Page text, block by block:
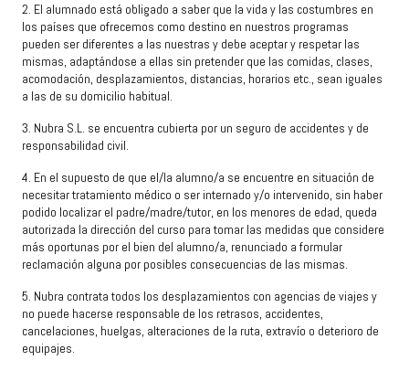
2. El alumnado está obligado a saber que la vida y las costumbres en
los países que ofrecemos como destino en nuestros programas
pueden ser diferentes a las nuestras y debe aceptar y respetar las
mismas, adaptándose a ellas sin pretender que las comidas, clases,
acomodación, desplazamientos, distancias, horarios etc., sean iguales
a las de su domicilio habitual.
3. Nubra S.L. se encuentra cubierta por un seguro de accidentes y de
responsabilidad civil.
4. En el supuesto de que el/la alumno/a se encuentre en situación de
necesitar tratamiento médico o ser internado y/o intervenido, sin haber
podido localizar el padre/madre/tutor, en los menores de edad, queda
autorizada la dirección del curso para tomar las medidas que considere
más oportunas por el bien del alumno/a, renunciado a formular
reclamación alguna por posibles consecuencias de las mismas.
5. Nubra contrata todos los desplazamientos con agencias de viajes y
no puede hacerse responsable de los retrasos, accidentes,
cancelaciones, huelgas, alteraciones de la ruta, extravío o deterioro de
equipajes.